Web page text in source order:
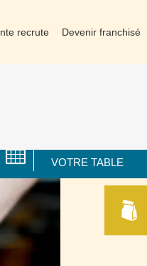
recrute Devenir franchisé
VOTRE TABLE